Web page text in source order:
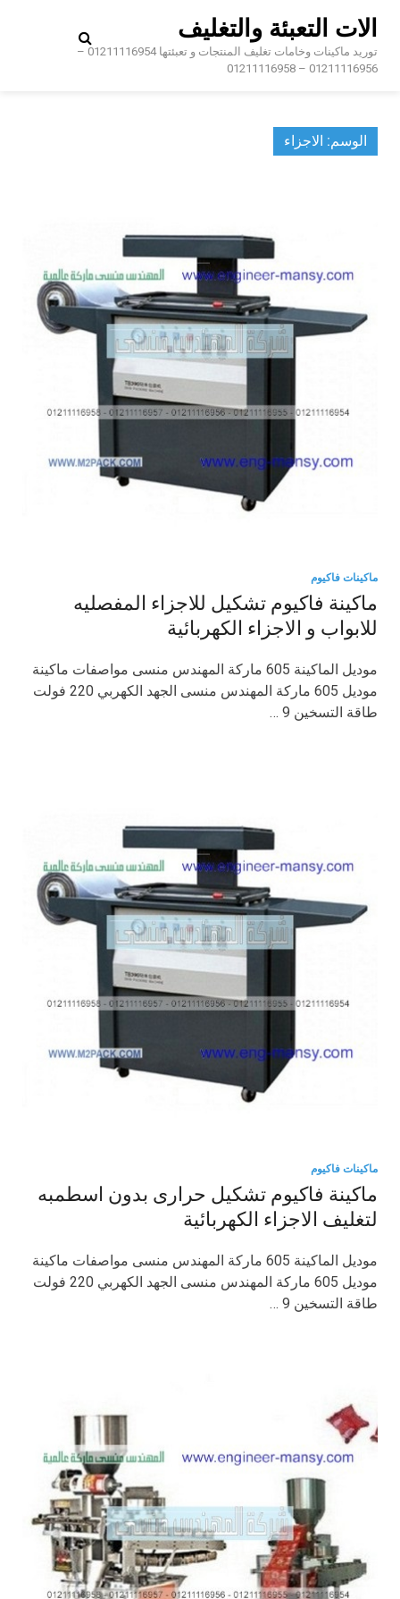
content
الات التعبئة والتغليف
توريد ماكينات وخامات تغليف المنتجات و تعبئتها 01211116954 –
01211116956 – 01211116958
الوسم: الاجزاء
ماكينات فاكيوم
ماكينة فاكيوم تشكيل للاجزاء المفصليه
للابواب و الاجزاء الكهربائية
موديل الماكينة 605 ماركة المهندس منسى مواصفات ماكينة
موديل 605 ماركة المهندس منسى الجهد الكهربي 220 فولت
طاقة التسخين 9 …
ماكينات فاكيوم
ماكينة فاكيوم تشكيل حرارى بدون اسطمبه
لتغليف الاجزاء الكهربائية
موديل الماكينة 605 ماركة المهندس منسى مواصفات ماكينة
موديل 605 ماركة المهندس منسى الجهد الكهربي 220 فولت
طاقة التسخين 9 …